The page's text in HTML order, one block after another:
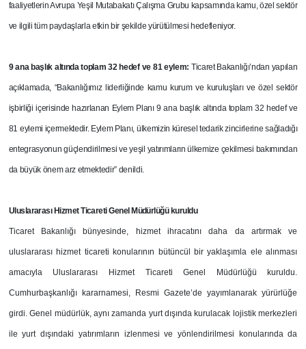
faaliyetlerin Avrupa Yeşil Mutabakatı Çalışma Grubu kapsamında kamu, özel sektör
ve ilgili tüm paydaşlarla etkin bir şekilde yürütülmesi hedefleniyor.
9 ana başlık altındatoplam 32 hedef ve 81 eylem: Ticaret Bakanlığı’ndan yapılan
açıklamada, “Bakanlığımız liderliğinde kamu kurum ve kuruluşları ve özel sektör
işbirliği içerisinde hazırlanan Eylem Planı 9 ana başlık altında toplam 32 hedef ve
81 eylemi içermektedir. Eylem Planı, ülkemizin küresel tedarik zincirlerine sağladığı
entegrasyonun güçlendirilmesi ve yeşil yatırımların ülkemize çekilmesi bakımından
da büyük önem arz etmektedir” denildi.
Uluslararası Hizmet Ticareti Genel Müdürlüğü kuruldu
Ticaret Bakanlığı bünyesinde, hizmet ihracatını daha da artırmak ve
uluslararası hizmet ticareti konularının bütüncül bir yaklaşımla ele alınması
amacıyla Uluslararası Hizmet Ticareti Genel Müdürlüğü kuruldu.
Cumhurbaşkanlığı kararnamesi, Resmi Gazete’de yayımlanarak yürürlüğe
girdi. Genel müdürlük, aynı zamanda yurt dışında kurulacak lojistik merkezleri
ile yurt dışındaki yatırımların izlenmesi ve yönlendirilmesi konularında da